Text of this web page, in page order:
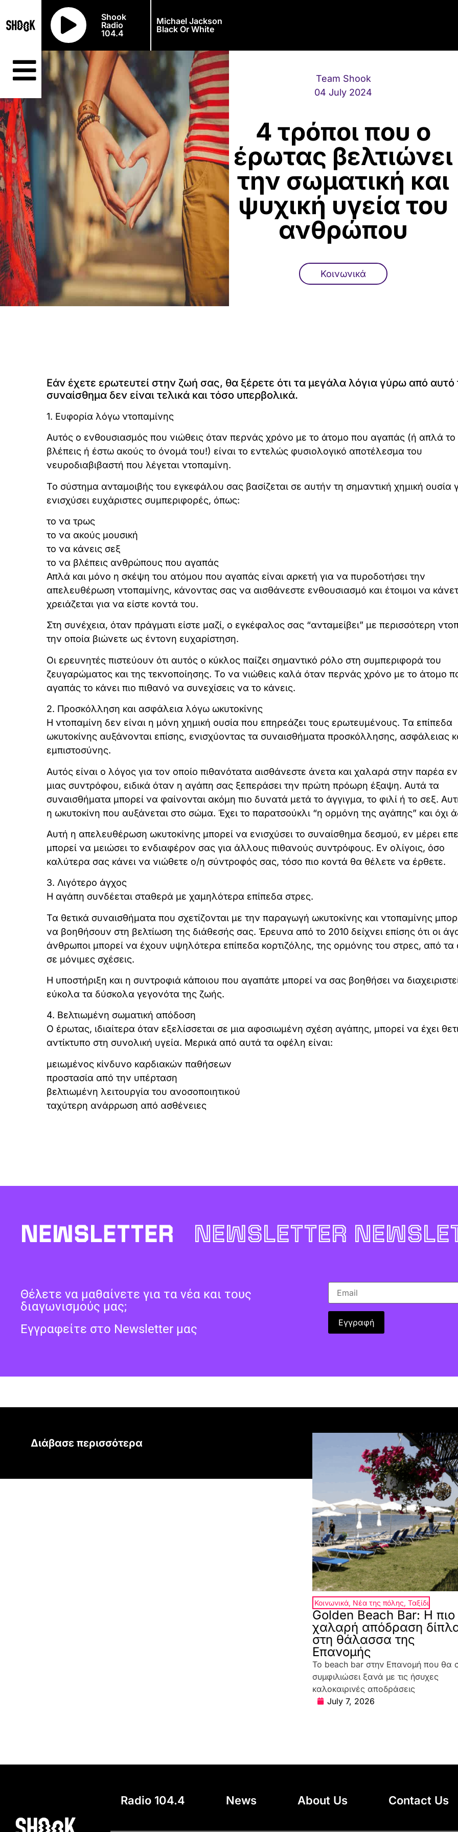
Shook
Radio
104.4
Michael Jackson
Black Or White
Team Shook
04 July 2024
4 τρόποι που ο
έρωτας βελτιώνει
την σωματική και
ψυχική υγεία του
ανθρώπου
Κοινωνικά
Εάν έχετε ερωτευτεί στην ζωή σας, θα ξέρετε ότι τα μεγάλα λόγια γύρω από αυτό
συναίσθημα δεν είναι τελικά και τόσο υπερβολικά.
1. Ευφορία λόγω ντοπαμίνης
Αυτός ο ενθουσιασμός που νιώθεις όταν περνάς χρόνο με το άτομο που αγαπάς (ή απλά το
βλέπεις ή έστω ακούς το όνομά του!) είναι το εντελώς φυσιολογικό αποτέλεσμα του
νευροδιαβιβαστή που λέγεται ντοπαμίνη.
Το σύστημα ανταμοιβής του εγκεφάλου σας βασίζεται σε αυτήν τη σημαντική χημική ουσία
ενισχύσει ευχάριστες συμπεριφορές, όπως:
το να τρως
το να ακούς μουσική
το να κάνεις σεξ
το να βλέπεις ανθρώπους που αγαπάς
Απλά και μόνο η σκέψη του ατόμου που αγαπάς είναι αρκετή για να πυροδοτήσει την
απελευθέρωση ντοπαμίνης, κάνοντας σας να αισθάνεστε ενθουσιασμό και έτοιμοι να
χρειάζεται για να είστε κοντά του.
Στη συνέχεια, όταν πράγματι είστε μαζί, ο εγκέφαλος σας “ανταμείβει” με περισσότερη
την οποία βιώνετε ως έντονη ευχαρίστηση.
Οι ερευνητές πιστεύουν ότι αυτός ο κύκλος παίζει σημαντικό ρόλο στη συμπεριφορά του
ζευγαρώματος και της τεκνοποίησης. Το να νιώθεις καλά όταν περνάς χρόνο με το άτομο
αγαπάς το κάνει πιο πιθανό να συνεχίσεις να το κάνεις.
2. Προσκόλληση και ασφάλεια λόγω ωκυτοκίνης
Η ντοπαμίνη δεν είναι η μόνη χημική ουσία που επηρεάζει τους ερωτευμένους. Τα επίπεδα
ωκυτοκίνης αυξάνονται επίσης, ενισχύοντας τα συναισθήματα προσκόλλησης, ασφάλειας
εμπιστοσύνης.
Αυτός είναι ο λόγος για τον οποίο πιθανότατα αισθάνεστε άνετα και χαλαρά στην παρέα
μιας συντρόφου, ειδικά όταν η αγάπη σας ξεπεράσει την πρώτη πρόωρη έξαψη. Αυτά τα
συναισθήματα μπορεί να φαίνονται ακόμη πιο δυνατά μετά το άγγιγμα, το φιλί ή το σεξ.
η ωκυτοκίνη που αυξάνεται στο σώμα. Έχει το παρατσούκλι “η ορμόνη της αγάπης” και όχι
Αυτή η απελευθέρωση ωκυτοκίνης μπορεί να ενισχύσει το συναίσθημα δεσμού, εν μέρει
μπορεί να μειώσει το ενδιαφέρον σας για άλλους πιθανούς συντρόφους. Εν ολίγοις, όσο
καλύτερα σας κάνει να νιώθετε ο/η σύντροφός σας, τόσο πιο κοντά θα θέλετε να έρθετε.
3. Λιγότερο άγχος
Η αγάπη συνδέεται σταθερά με χαμηλότερα επίπεδα στρες.
Τα θετικά συναισθήματα που σχετίζονται με την παραγωγή ωκυτοκίνης και ντοπαμίνης
να βοηθήσουν στη βελτίωση της διάθεσής σας. Έρευνα από το 2010 δείχνει επίσης ότι οι
άνθρωποι μπορεί να έχουν υψηλότερα επίπεδα κορτιζόλης, της ορμόνης του στρες, από τα
σε μόνιμες σχέσεις.
Η υποστήριξη και η συντροφιά κάποιου που αγαπάτε μπορεί να σας βοηθήσει να
εύκολα τα δύσκολα γεγονότα της ζωής.
4. Βελτιωμένη σωματική απόδοση
Ο έρωτας, ιδιαίτερα όταν εξελίσσεται σε μια αφοσιωμένη σχέση αγάπης, μπορεί να έχει
αντίκτυπο στη συνολική υγεία. Μερικά από αυτά τα οφέλη είναι:
μειωμένος κίνδυνο καρδιακών παθήσεων
προστασία από την υπέρταση
βελτιωμένη λειτουργία του ανοσοποιητικού
ταχύτερη ανάρρωση από ασθένειες
NEWSLETTER NEWSLETTER
Θέλετε να μαθαίνετε για τα νέα και τους
διαγωνισμούς μας;
Εγγραφείτε στο Newsletter μας
Διάβασε περισσότερα
Κοινωνικά, Νέα της πόλης, Ταξίδι
Golden Beach Bar: Η πιο
χαλαρή απόδραση
στη θάλασσα της
Επανομής
Το beach bar στην Επανομή που θα
συμφιλιώσει ξανά με τις ήσυχες
καλοκαιρινές αποδράσεις
July 7, 2026
Radio 104.4 News About Us Contact Us